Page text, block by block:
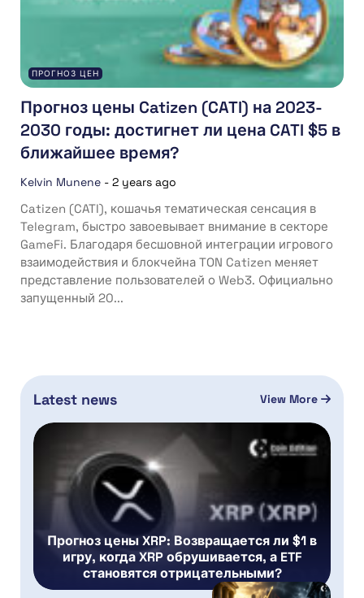
ПРОГНОЗ ЦЕН
Прогноз цены Catizen (CATI) на 2023-
2030 годы: достигнет ли цена CATI $5 в
ближайшее время?
Kelvin Munene - 2 years ago
Catizen (CATI), кошачья тематическая сенсация в
Telegram, быстро завоевывает внимание в секторе
GameFi. Благодаря бесшовной интеграции игрового
взаимодействия и блокчейна TON Catizen меняет
представление пользователей о Web3. Официально
запущенный 20...
Latest news View More
Прогноз цены XRP: Возвращается ли $1 в
игру, когда XRP обрушивается, а ETF
становятся отрицательными?